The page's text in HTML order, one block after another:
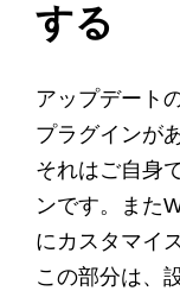
する
アップデート
プラグインが
それはご自身
ンです。また
にカスタマイ
この部分は、